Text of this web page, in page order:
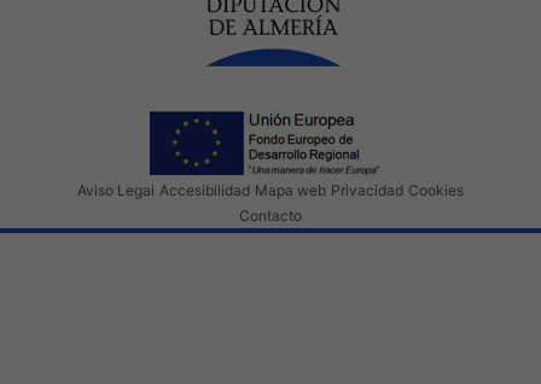
Aviso Legal Accesibilidad Mapa web Privacidad Cookies
Contacto